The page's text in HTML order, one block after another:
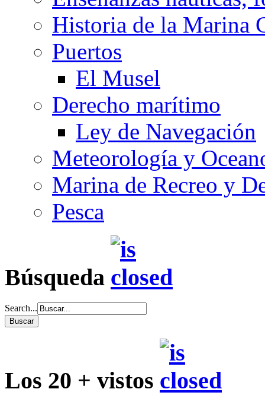
Historia de la Marina
Puertos
El Musel
Derecho marítimo
Ley de Navegación
Meteorología y
Marina de Recreo y
Pesca
Búsqueda
Search...
Los 20 + vistos